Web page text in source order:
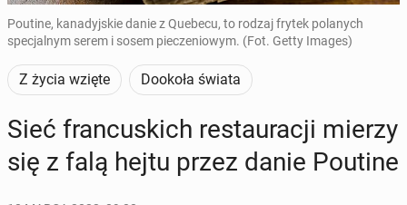
Poutine, kanadyjskie danie z Quebecu, to rodzaj frytek polanych
specjalnym serem i sosem pieczeniowym. (Fot. Getty Images)
Z życia wzięte Dookoła świata
Sieć fran­cu­skich re­stau­ra­cji mierzy
się z falą hejtu przez danie Poutine